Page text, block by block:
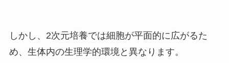
しかし、2次元培養では細胞が平面的に広がるた
め、生体内の生理学的環境と異なります。